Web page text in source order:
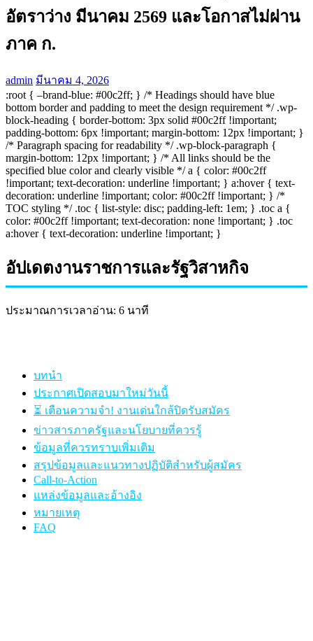
อัตราว่าง มีนาคม 2569 และโอกาสไม่ผ่าน
ภาค ก.
admin มีนาคม 4, 2026
:root { –brand-blue: #00c2ff; } /* Headings should have blue
bottom border and padding to meet the design requirement */ .wp-
block-heading { border-bottom: 3px solid #00c2ff !important;
padding-bottom: 6px !important; margin-bottom: 12px !important; }
/* Paragraph spacing for readability */ .wp-block-paragraph {
margin-bottom: 12px !important; } /* All links should be the
specified blue color and clearly visible */ a { color: #00c2ff
!important; text-decoration: underline !important; } a:hover { text-
decoration: underline !important; color: #00c2ff !important; } /*
TOC styling */ .toc { list-style: disc; padding-left: 1em; } .toc a {
color: #00c2ff !important; text-decoration: none !important; } .toc
a:hover { text-decoration: underline !important; }
อัปเดตงานราชการและรัฐวิสาหกิจ
ประมาณการเวลาอ่าน: 6 นาที
บทนำ
ประกาศเปิดสอบมาใหม่วันนี้
⏳ เตือนความจำ! งานเด่นใกล้ปิดรับสมัคร
ข่าวสารภาครัฐและนโยบายที่ควรรู้
ข้อมูลที่ควรทราบเพิ่มเติม
สรุปข้อมูลและแนวทางปฏิบัติสำหรับผู้สมัคร
Call-to-Action
แหล่งข้อมูลและอ้างอิง
หมายเหตุ
FAQ